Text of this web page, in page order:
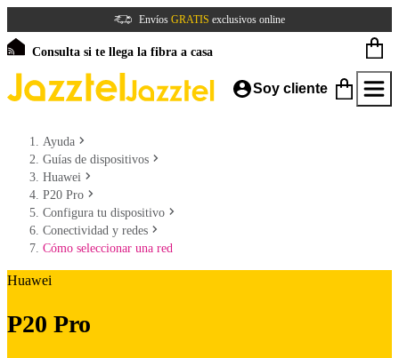
Envíos GRATIS exclusivos online
Consulta si te llega la fibra a casa
Soy cliente
Ayuda
Guías de dispositivos
Huawei
P20 Pro
Configura tu dispositivo
Conectividad y redes
Cómo seleccionar una red
Huawei
P20 Pro